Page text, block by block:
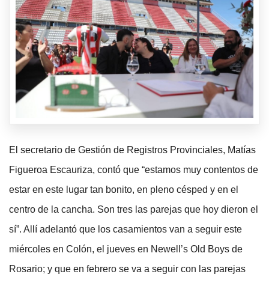
El secretario de Gestión de Registros Provinciales, Matías
Figueroa Escauriza, contó que “estamos muy contentos de
estar en este lugar tan bonito, en pleno césped y en el
centro de la cancha. Son tres las parejas que hoy dieron el
sí”. Allí adelantó que los casamientos van a seguir este
miércoles en Colón, el jueves en Newell’s Old Boys de
Rosario; y que en febrero se va a seguir con las parejas